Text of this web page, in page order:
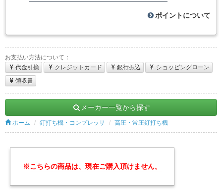
ポイントについて
お支払い方法について：
代金引換
クレジットカード 銀行振込
ショッピングローン
領収書
メーカー一覧から探す
ホーム 釘打ち機・コンプレッサ 高圧・常圧釘打ち機
※こちらの商品は、現在ご購入頂けません。